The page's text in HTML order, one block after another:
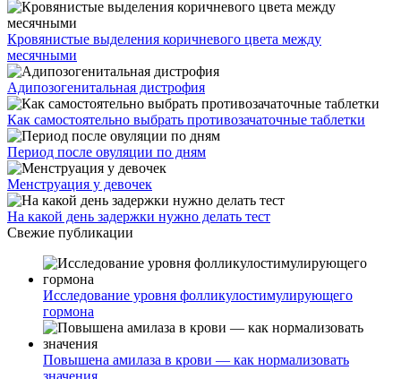
Кровянистые выделения коричневого цвета между
месячными
Адипозогенитальная дистрофия
Как самостоятельно выбрать противозачаточные таблетки
Период после овуляции по дням
Менструация у девочек
На какой день задержки нужно делать тест
Свежие публикации
Исследование уровня фолликулостимулирующего
гормона
Повышена амилаза в крови — как нормализовать